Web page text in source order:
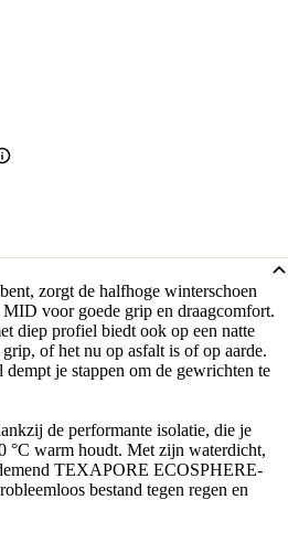
zorgt de halfhoge winterschoen
voor goede grip en draagcomfort.
diep profiel biedt ook op een natte
of het nu op asfalt is of op aarde.
je stappen om de gewrichten te
de performante isolatie, die je
°C warm houdt. Met zijn waterdicht,
TEXAPORE ECOSPHERE-
bestand tegen regen en